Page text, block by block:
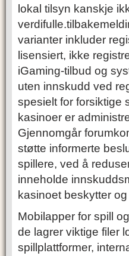
lokal tilsyn kanskje
varianter inkluder
lisensiert, ikke
iGaming-tilbud og
uten innskudd ved
spesielt for forsiktige
kasinoer er
Gjennomgår
støtte informerte
spillere, ved å
inneholde
kasinoet beskytter
Mobilapper for spill
de lagrer viktige filer
spillplattformer,